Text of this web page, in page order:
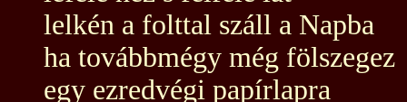
lelkén a folttal száll a Napba
ha továbbmégy még fölszegez
egy ezredvégi papírlapra